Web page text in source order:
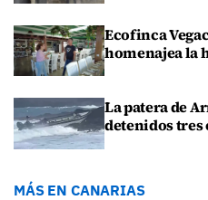
Ecofinca
homenajea la
La patera de
detenidos tres
MÁS EN CANARIAS